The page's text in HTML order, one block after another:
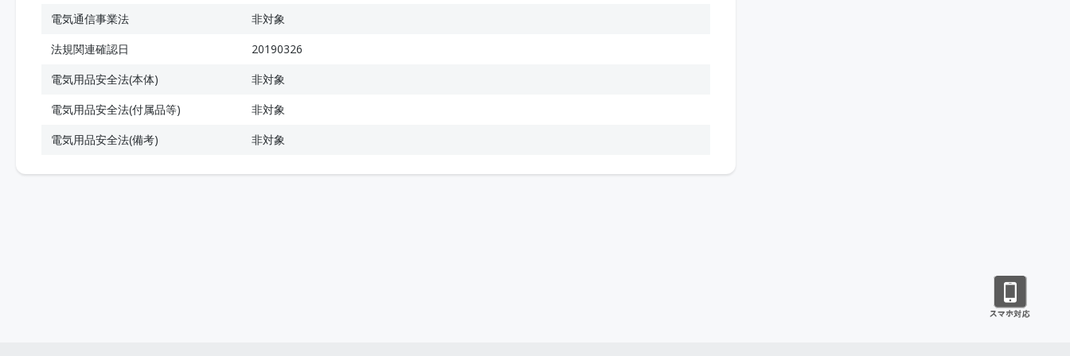
電気通信事業法
非対象
法規関連確認日
20190326
電気用品安全法(本体)
非対象
電気用品安全法(付属品等)
非対象
電気用品安全法(備考)
非対象